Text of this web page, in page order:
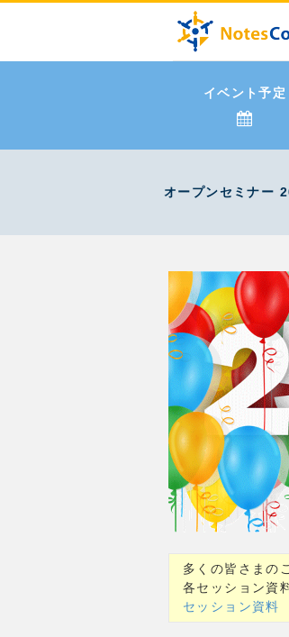
イベント予定
オープンセミナー
多くの皆さまの
各セッション資
セッション資料